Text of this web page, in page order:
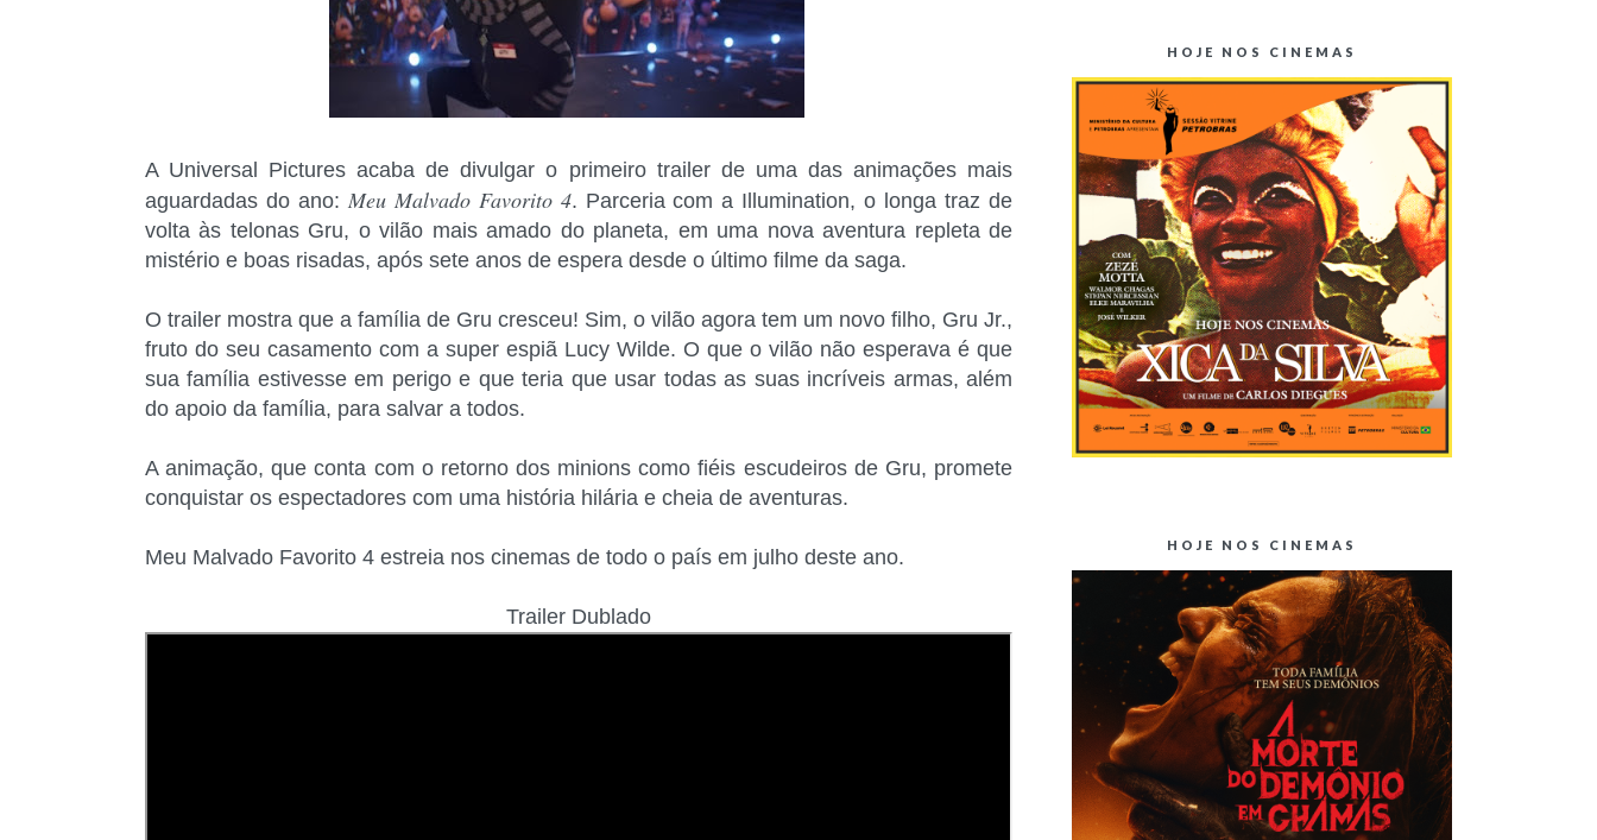
A Universal Pictures acaba de divulgar o primeiro trailer de uma das animações mais
aguardadas do ano: Meu Malvado Favorito 4. Parceria com a Illumination, o longa traz de
volta às telonas Gru, o vilão mais amado do planeta, em uma nova aventura repleta de
mistério e boas risadas, após sete anos de espera desde o último filme da saga.
O trailer mostra que a família de Gru cresceu! Sim, o vilão agora tem um novo filho, Gru Jr.,
fruto do seu casamento com a super espiã Lucy Wilde. O que o vilão não esperava é que
sua família estivesse em perigo e que teria que usar todas as suas incríveis armas, além
do apoio da família, para salvar a todos.
A animação, que conta com o retorno dos minions como fiéis escudeiros de Gru, promete
conquistar os espectadores com uma história hilária e cheia de aventuras.
Meu Malvado Favorito 4 estreia nos cinemas de todo o país em julho deste ano.
Trailer Dublado
HOJE NOS CINEMAS
HOJE NOS CINEMAS